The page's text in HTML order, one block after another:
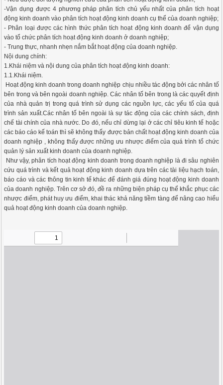
-Vận dụng được 4 phương pháp phân tích chủ yếu nhất của phân tích hoạt
động kinh doanh vào phân tích hoạt động kinh doanh cụ thể của doanh nghiệp;
- Phân loại được các hình thức phân tích hoạt động kinh doanh để vận dụng
vào tổ chức phân tích hoạt động kinh doanh ở doanh nghiệp;
- Trung thực, nhanh nhẹn nắm bắt hoạt động của doanh nghiệp.
Nội dung chính:
1.Khái niệm và nội dung của phân tích hoạt động kinh doanh:
1.1.Khái niệm.
Hoạt động kinh doanh trong doanh nghiệp chịu nhiều tác động bởi các nhân tố
bên trong và bên ngoài doanh nghiệp. Các nhân tố bên trong là các quyết định
của nhà quản trị trong quá trình sử dụng các nguồn lực, các yếu tố của quá
trình sản xuất.Các nhân tố bên ngoài là sự tác động của các chính sách, định
chế tài chính của nhà nước. Do đó, nếu chỉ dừng lại ở các chỉ tiêu kinh tế hoặc
các báo cáo kế toán thì sẽ không thấy được bản chất hoạt động kinh doanh của
doanh nghiệp , không thấy được những ưu nhược điểm của quá trình tổ chức
quản lý sản xuất kinh doanh của doanh nghiệp.
Như vậy, phân tích hoạt động kinh doanh trong doanh nghiệp là đi sâu nghiên
cứu quá trình và kết quả hoạt động kinh doanh dựa trên các tài liệu hạch toán,
báo cáo và các thông tin kinh tế khác để đánh giá đúng hoạt động kinh doanh
của doanh nghiệp. Trên cơ sở đó, đề ra những biện pháp cụ thể khắc phục các
nhược điểm, phát huy ưu điểm, khai thác khả năng tiềm tàng để nâng cao hiểu
quả hoạt động kinh doanh của doanh nghiệp.